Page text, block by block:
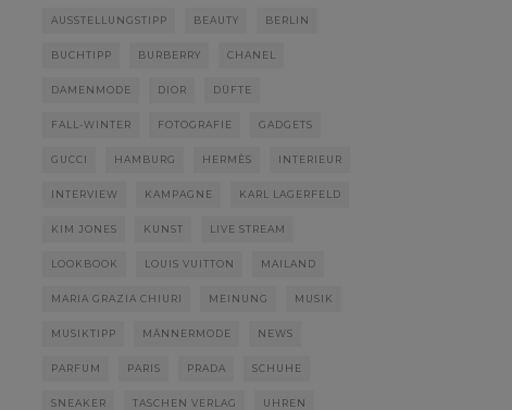
AUSSTELLUNGSTIPP BEAUTY BERLIN
BUCHTIPP BURBERRY CHANEL
DAMENMODE DIOR DÜFTE
FALL-WINTER FOTOGRAFIE GADGETS
GUCCI HAMBURG HERMÈS INTERIEUR
INTERVIEW KAMPAGNE KARL LAGERFELD
KIM JONES KUNST LIVE STREAM
LOOKBOOK LOUIS VUITTON MAILAND
MARIA GRAZIA CHIURI MEINUNG MUSIK
MUSIKTIPP MÄNNERMODE NEWS
PARFUM PARIS PRADA SCHUHE
SNEAKER TASCHEN VERLAG UHREN